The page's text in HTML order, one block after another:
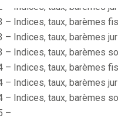
– Indices, taux, barèmes
– Indices, taux, barèmes
– Indices, taux, barèmes
– Indices, taux, barèmes
– Indices, taux, barèmes
– Indices, taux, barèmes
– Indices, taux, barèmes
–